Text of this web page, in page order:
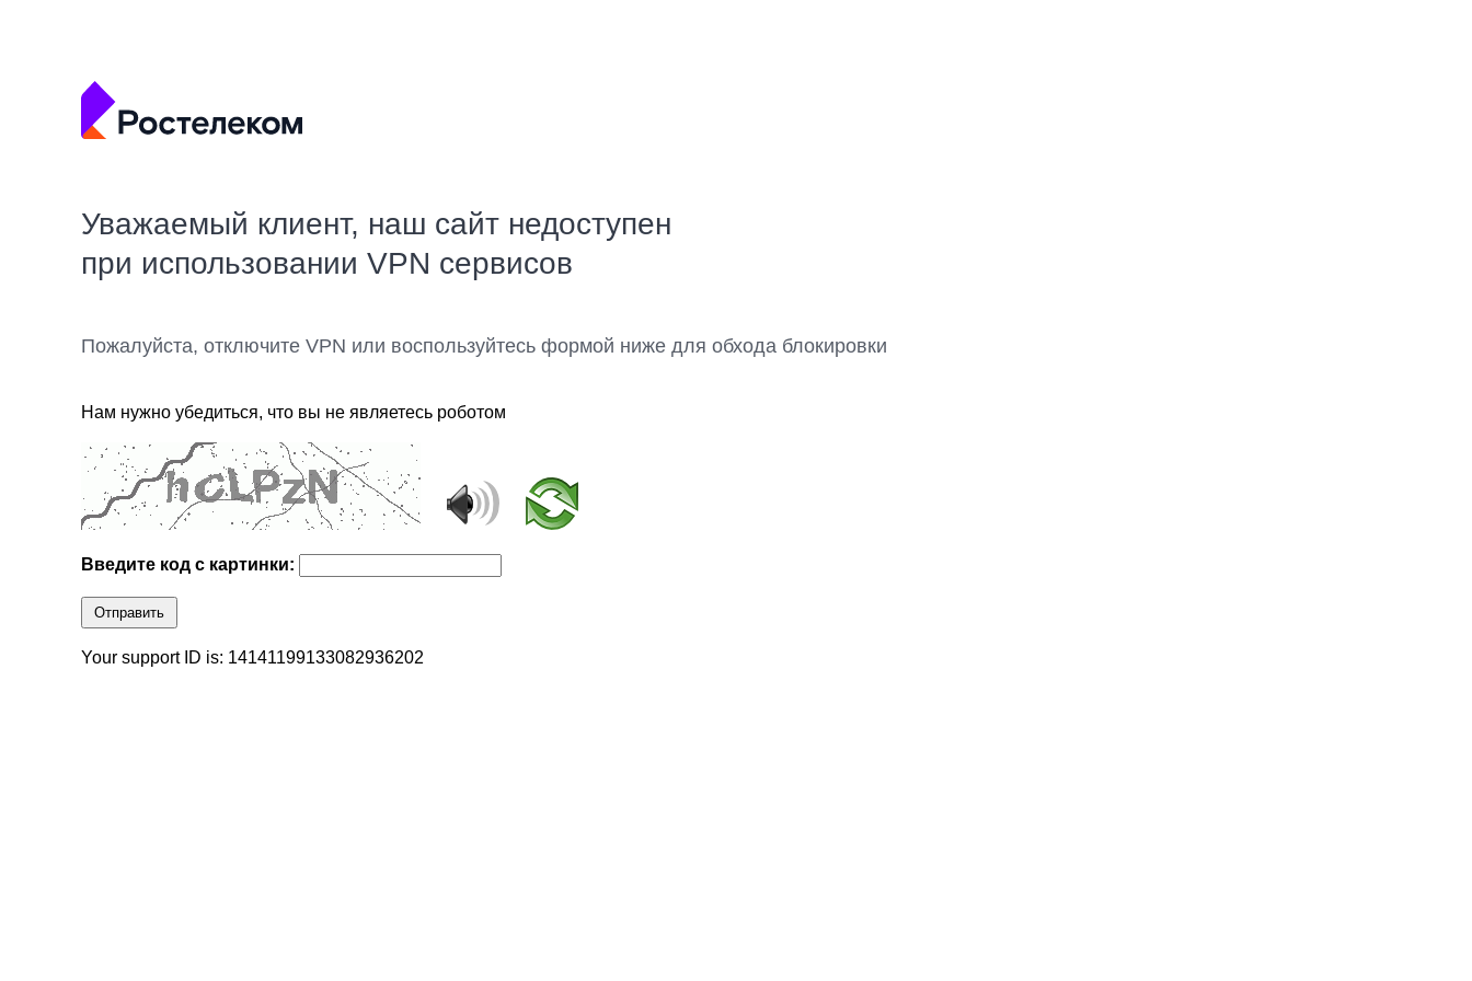
Уважаемый клиент, наш сайт недоступен
при использовании VPN сервисов
Пожалуйста, отключите VPN или воспользуйтесь формой ниже для обхода блокировки
Нам нужно убедиться, что вы не являетесь роботом
Введите код с картинки:
Отправить
Your support ID is: 14141199133082936202